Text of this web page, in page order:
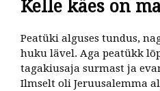
Kelle käes on
Peatüki alguses tundus,
huku lävel. Aga peatükk
tagakiusaja surmast ja
Ilmselt oli Jeruusalemma